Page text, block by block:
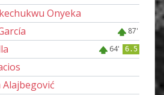
Onyeka
87'
64' 6.5
Alajbegović